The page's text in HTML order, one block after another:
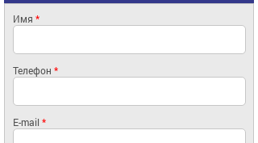
Имя *
Телефон *
E-mail *